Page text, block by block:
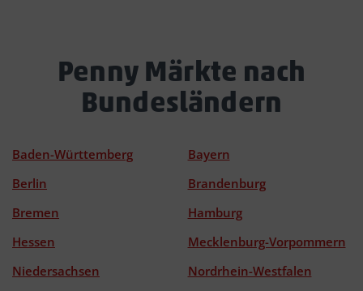
Penny Märkte nach
Bundesländern
Baden-Württemberg
Bayern
Berlin
Brandenburg
Bremen
Hamburg
Hessen
Mecklenburg-Vorpommern
Niedersachsen
Nordrhein-Westfalen